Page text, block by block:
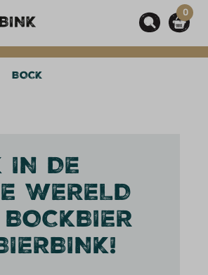
0
BOCK
IN DE
WERELD